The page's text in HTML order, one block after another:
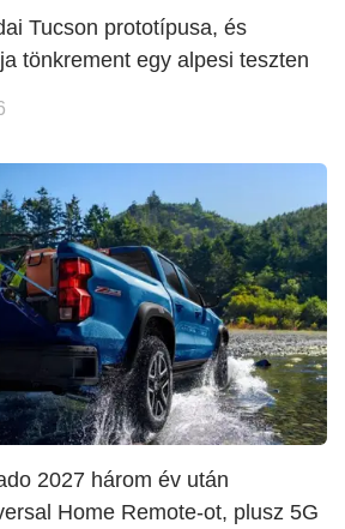
Tucson prototípusa, és
tönkrement egy alpesi teszten
2027 három év után
Home Remote-ot, plusz 5G